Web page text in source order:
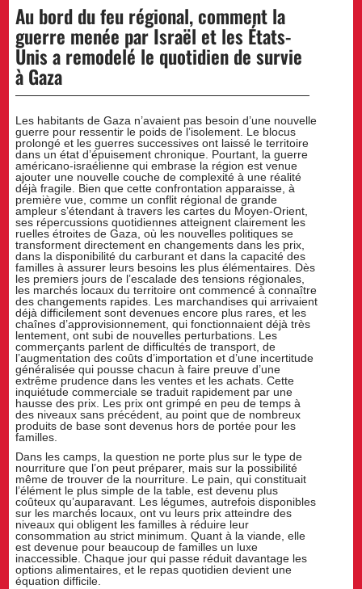
Au bord du feu régional, comment la
guerre menée par Israël et les États-
Unis a remodelé le quotidien de survie
à Gaza
Les habitants de Gaza n’avaient pas besoin d’une nouvelle
guerre pour ressentir le poids de l’isolement. Le blocus
prolongé et les guerres successives ont laissé le territoire
dans un état d’épuisement chronique. Pourtant, la guerre
américano-israélienne qui embrase la région est venue
ajouter une nouvelle couche de complexité à une réalité
déjà fragile. Bien que cette confrontation apparaisse, à
première vue, comme un conflit régional de grande
ampleur s’étendant à travers les cartes du Moyen-Orient,
ses répercussions quotidiennes atteignent clairement les
ruelles étroites de Gaza, où les nouvelles politiques se
transforment directement en changements dans les prix,
dans la disponibilité du carburant et dans la capacité des
familles à assurer leurs besoins les plus élémentaires. Dès
les premiers jours de l’escalade des tensions régionales,
les marchés locaux du territoire ont commencé à connaître
des changements rapides. Les marchandises qui arrivaient
déjà difficilement sont devenues encore plus rares, et les
chaînes d’approvisionnement, qui fonctionnaient déjà très
lentement, ont subi de nouvelles perturbations. Les
commerçants parlent de difficultés de transport, de
l’augmentation des coûts d’importation et d’une incertitude
généralisée qui pousse chacun à faire preuve d’une
extrême prudence dans les ventes et les achats. Cette
inquiétude commerciale se traduit rapidement par une
hausse des prix. Les prix ont grimpé en peu de temps à
des niveaux sans précédent, au point que de nombreux
produits de base sont devenus hors de portée pour les
familles.
Dans les camps, la question ne porte plus sur le type de
nourriture que l’on peut préparer, mais sur la possibilité
même de trouver de la nourriture. Le pain, qui constituait
l’élément le plus simple de la table, est devenu plus
coûteux qu’auparavant. Les légumes, autrefois disponibles
sur les marchés locaux, ont vu leurs prix atteindre des
niveaux qui obligent les familles à réduire leur
consommation au strict minimum. Quant à la viande, elle
est devenue pour beaucoup de familles un luxe
inaccessible. Chaque jour qui passe réduit davantage les
options alimentaires, et le repas quotidien devient une
équation difficile.